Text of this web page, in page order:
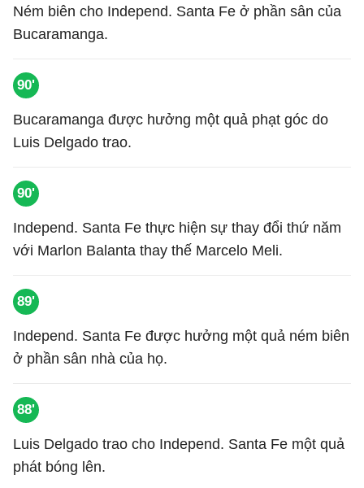
Ném biên cho Independ. Santa Fe ở phần sân của
Bucaramanga.
90'
Bucaramanga được hưởng một quả phạt góc do
Luis Delgado trao.
90'
Independ. Santa Fe thực hiện sự thay đổi thứ năm
với Marlon Balanta thay thế Marcelo Meli.
89'
Independ. Santa Fe được hưởng một quả ném biên
ở phần sân nhà của họ.
88'
Luis Delgado trao cho Independ. Santa Fe một quả
phát bóng lên.